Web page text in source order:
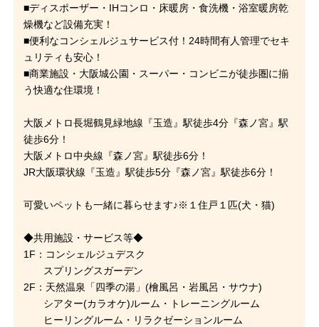
■ディスポーザー・IHコンロ・床暖房・食洗機・浴室暖房乾
燥機など設備充実！
■便利なコンシェルジュサービス付！24時間有人管理でセキ
ュリティも安心！
■商業施設・大阪城公園・スーパー・コンビニが徒歩圏に揃
う快適な住環境！
大阪メトロ長堀鶴見緑地線『玉造』駅徒歩4分『森ノ宮』駅
徒歩6分！
大阪メトロ中央線『森ノ宮』駅徒歩6分！
JR大阪環状線『玉造』駅徒歩5分『森ノ宮』駅徒歩6分！
可愛いペットも一緒に暮らせます♪※１住戸１匹(犬・猫)
◆共用施設・サービス等◆
1F：コンシェルジュデスク
スプリングスガーデン
2F：天然温泉「四季の湯」(檜風呂・岩風呂・サウナ)
シアター(カラオケ)ルーム・トレーニングルーム
ヒーリングルーム・リラクゼーションルーム